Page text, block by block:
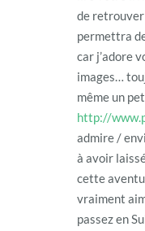
de retrouver
permettra
car j’adore
images…
même un
http://
admire /
à avoir
cette
vraiment
passez en